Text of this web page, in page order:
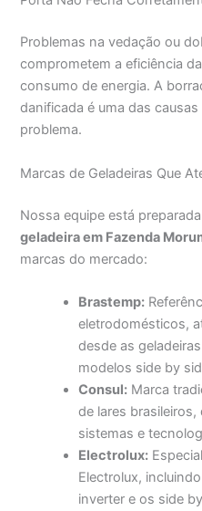
Problemas na vedação ou
comprometem a eficiência
consumo de energia. A
danificada é uma das
problema.
Marcas de Geladeiras Que
Nossa equipe está
geladeira em Fazenda
marcas do mercado:
Brastemp:
eletrodomésticos,
desde as
modelos side by
Consul: Marca
de lares
sistemas e
Electrolux:
Electrolux,
inverter e os side